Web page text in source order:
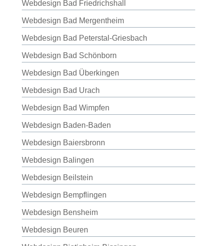
Webdesign Bad Friedrichshall
Webdesign Bad Mergentheim
Webdesign Bad Peterstal-Griesbach
Webdesign Bad Schönborn
Webdesign Bad Überkingen
Webdesign Bad Urach
Webdesign Bad Wimpfen
Webdesign Baden-Baden
Webdesign Baiersbronn
Webdesign Balingen
Webdesign Beilstein
Webdesign Bempflingen
Webdesign Bensheim
Webdesign Beuren